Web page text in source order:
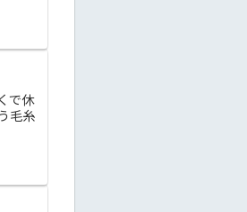
で休
毛糸